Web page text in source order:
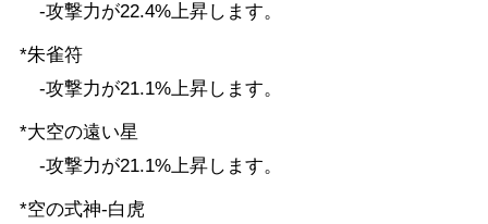
-攻撃力が22.4%上昇します。
*朱雀符
-攻撃力が21.1%上昇します。
*大空の遠い星
-攻撃力が21.1%上昇します。
*空の式神-白虎